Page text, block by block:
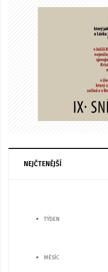
NEJČTENĚJŠÍ
TÝDEN
MĚSÍC